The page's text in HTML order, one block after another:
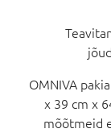
OMNIVA
x 39 cm x
mõõtmeid